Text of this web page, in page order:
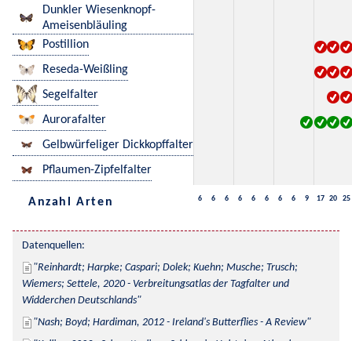
Dunkler Wiesenknopf-
Ameisenbläuling
Postillion
Reseda-Weißling
Segelfalter
Aurorafalter
Gelbwürfeliger Dickkopffalter
Pflaumen-Zipfelfalter
Anzahl Arten 6 6 6 6 6 6 6 6 9 17 20 25
Datenquellen:
Reinhardt; Harpke; Caspari; Dolek; Kuehn; Musche; Trusch;
Wiemers; Settele, 2020 - Verbreitungsatlas der Tagfalter und
Widderchen Deutschlands
Nash; Boyd; Hardiman, 2012 - Ireland's Butterflies - A Review